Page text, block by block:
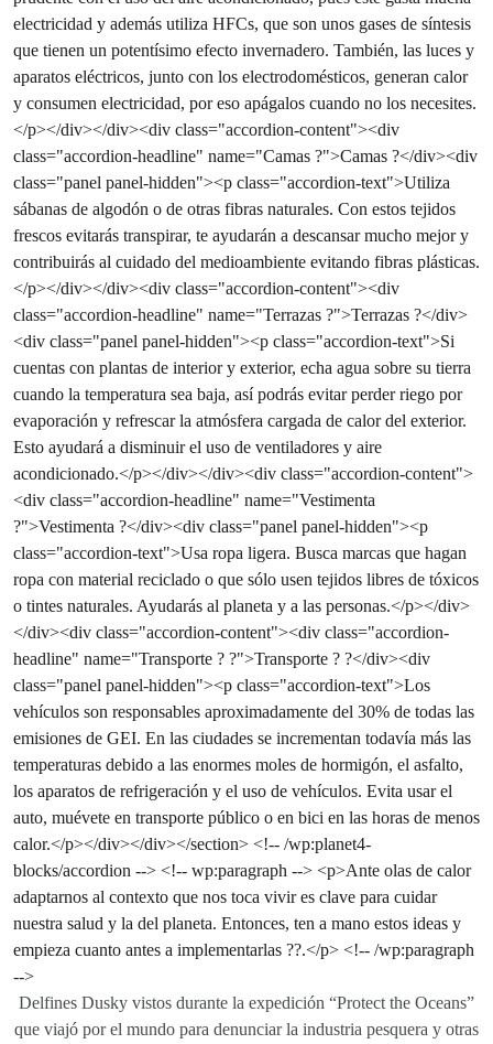
Delfines Dusky vistos durante la expedición “Protect the Oceans”
que viajó por el mundo para denunciar la industria pesquera y otras